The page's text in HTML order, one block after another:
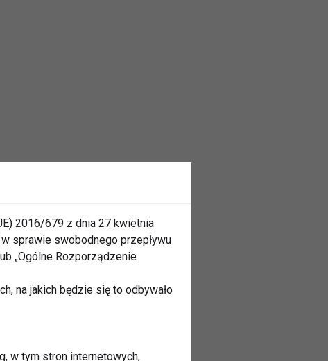
2016/679 z dnia 27 kwietnia
sprawie swobodnego przepływu
„Ogólne Rozporządzenie
na jakich będzie się to odbywało
w tym stron internetowych,